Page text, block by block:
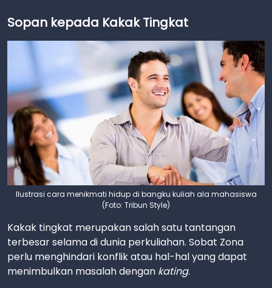
Sopan kepada Kakak Tingkat
Ilustrasi cara menikmati hidup di bangku kuliah ala mahasiswa
(Foto: Tribun Style)
Kakak tingkat merupakan salah satu tantangan
terbesar selama di dunia perkuliahan. Sobat Zona
perlu menghindari konflik atau hal-hal yang dapat
menimbulkan masalah dengan kating.